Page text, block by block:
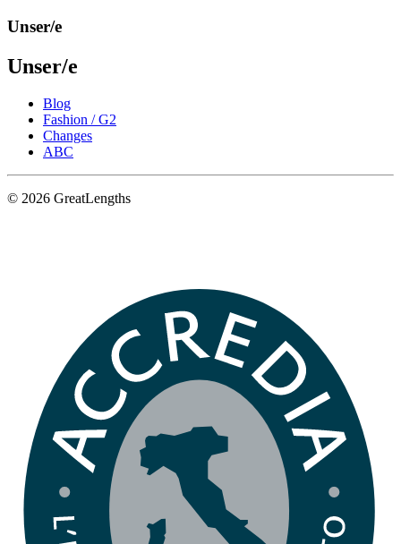
Unser/e
Unser/e
Blog
Fashion / G2
Changes
ABC
© 2026 GreatLengths